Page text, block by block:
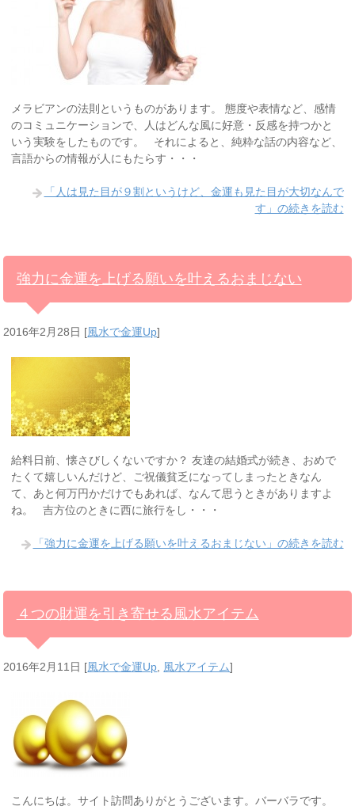
メラビアンの法則というものがあります。 態度や表情など、感情
のコミュニケーションで、人はどんな風に好意・反感を持つかと
いう実験をしたものです。 それによると、純粋な話の内容など、
言語からの情報が人にもたらす・・・
「人は見た目が９割というけど、金運も見た目が大切なんで
す」の続きを読む
強力に金運を上げる願いを叶えるおまじない
2016年2月28日 [風水で金運Up]
給料日前、懐さびしくないですか？ 友達の結婚式が続き、おめで
たくて嬉しいんだけど、ご祝儀貧乏になってしまったときなん
て、あと何万円かだけでもあれば、なんて思うときがありますよ
ね。 吉方位のときに西に旅行をし・・・
「強力に金運を上げる願いを叶えるおまじない」の続きを読む
４つの財運を引き寄せる風水アイテム
2016年2月11日 [風水で金運Up, 風水アイテム]
こんにちは。サイト訪問ありがとうございます。バーバラです。